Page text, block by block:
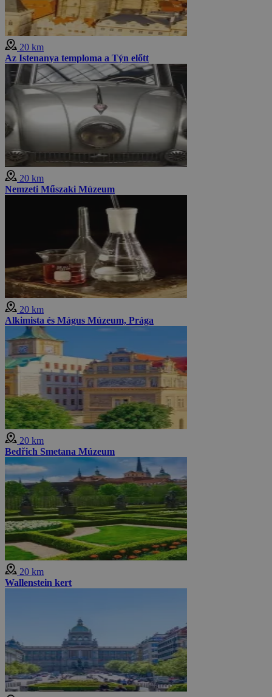
20 km
Az Istenanya temploma a Týn előtt
20 km
Nemzeti Műszaki Múzeum
20 km
Alkimista és Mágus Múzeum, Prága
20 km
Bedřich Smetana Múzeum
20 km
Wallenstein kert